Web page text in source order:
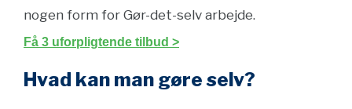
nogen form for Gør-det-selv arbejde.
Få 3 uforpligtende tilbud >
Hvad kan man gøre selv?